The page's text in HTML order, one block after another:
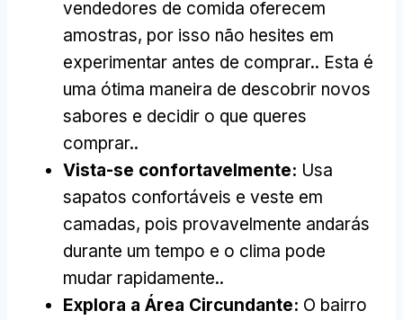
vendedores de comida oferecem
amostras, por isso não hesites em
experimentar antes de comprar.. Esta é
uma ótima maneira de descobrir novos
sabores e decidir o que queres
comprar..
Vista-se confortavelmente: Usa
sapatos confortáveis e veste em
camadas, pois provavelmente andarás
durante um tempo e o clima pode
mudar rapidamente..
Explora a Área Circundante: O bairro